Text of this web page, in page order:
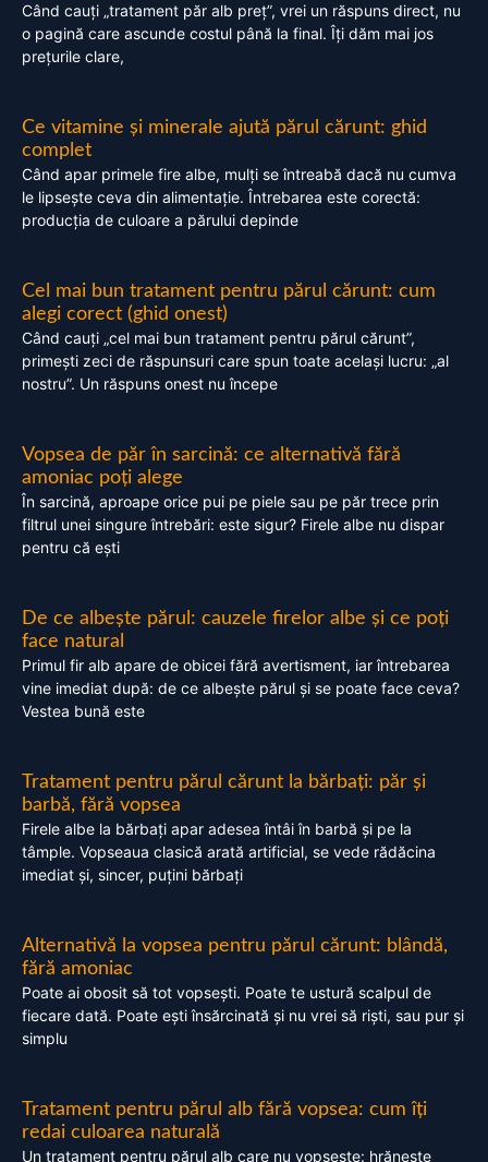
Când cauți „tratament păr alb preț”, vrei un răspuns direct, nu
o pagină care ascunde costul până la final. Îți dăm mai jos
prețurile clare,
Ce vitamine și minerale ajută părul cărunt: ghid
complet
Când apar primele fire albe, mulți se întreabă dacă nu cumva
le lipsește ceva din alimentație. Întrebarea este corectă:
producția de culoare a părului depinde
Cel mai bun tratament pentru părul cărunt: cum
alegi corect (ghid onest)
Când cauți „cel mai bun tratament pentru părul cărunt”,
primești zeci de răspunsuri care spun toate același lucru: „al
nostru”. Un răspuns onest nu începe
Vopsea de păr în sarcină: ce alternativă fără
amoniac poți alege
În sarcină, aproape orice pui pe piele sau pe păr trece prin
filtrul unei singure întrebări: este sigur? Firele albe nu dispar
pentru că ești
De ce albește părul: cauzele firelor albe și ce poți
face natural
Primul fir alb apare de obicei fără avertisment, iar întrebarea
vine imediat după: de ce albește părul și se poate face ceva?
Vestea bună este
Tratament pentru părul cărunt la bărbați: păr și
barbă, fără vopsea
Firele albe la bărbați apar adesea întâi în barbă și pe la
tâmple. Vopseaua clasică arată artificial, se vede rădăcina
imediat și, sincer, puțini bărbați
Alternativă la vopsea pentru părul cărunt: blândă,
fără amoniac
Poate ai obosit să tot vopsești. Poate te ustură scalpul de
fiecare dată. Poate ești însărcinată și nu vrei să riști, sau pur și
simplu
Tratament pentru părul alb fără vopsea: cum îți
redai culoarea naturală
Un tratament pentru părul alb care nu vopsește: hrănește